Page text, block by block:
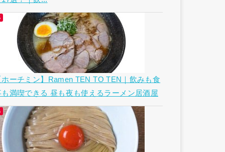
ホーチミン】Ramen TEN TO TEN｜飲みも食
も満喫できる 昼も夜も使えるラーメン居酒屋